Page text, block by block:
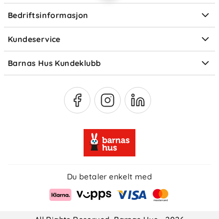
Bedriftsinformasjon
Størrelsesguider
Kundeservice
Ofte stilte spørsmål
Om Klarna
Barnas Hus Kundeklubb
Medlemsvilkår
Du betaler enkelt med